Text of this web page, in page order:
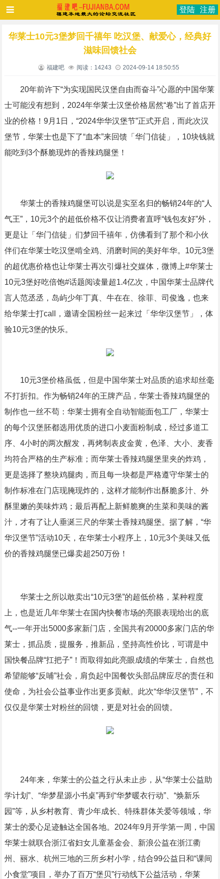
登陆 注册
华莱士10元3堡梦回千禧年 吃汉堡、献爱心，经典好
滋味回馈社会
福建吧 阅读：14243 2024-09-14 18:50:55
20年前许下“为实现国民汉堡自由而奋斗”心愿的中国华莱
士可能没有想到，2024年华莱士汉堡价格居然“卷”出了首店开
业的价格！9月1日，“2024华华汉堡节”正式开启，而此次汉
堡节，华莱士也是下了“血本”来回馈「华门信徒」，10块钱就
能吃到3个酥脆现炸的香辣鸡腿堡！
华莱士的香辣鸡腿堡可以说是实至名归的畅销24年的“人
气王”，10元3个的超低价格不仅让消费者直呼“钱包友好”外，
更是让「华门信徒」们梦回千禧年，仿佛看到了那个和小伙
伴们在华莱士吃汉堡啃全鸡、消磨时间的美好年华。10元3堡
的超优惠价格也让华莱士再次引爆社交媒体，微博上#华莱士
10元3堡好吃倍饱#话题阅读量超1.4亿次，中国华莱士品牌代
言人范丞丞，岛屿少年丁真、牛在在、徐菲、司俊逸，也来
给华莱士打call，邀请全国粉丝一起来过「华华汉堡节」，体
验10元3堡的快乐。
10元3堡价格虽低，但是中国华莱士对品质的追求却丝毫
不打折扣。作为畅销24年的王牌产品，华莱士香辣鸡腿堡的
制作也一丝不苟：华莱士拥有全自动智能面包工厂，华莱士
的每个汉堡胚都选用优质的进口小麦面粉制成，经过多道工
序、4小时的两次醒发，再烤制表皮金黄，色泽、大小、麦香
均符合严格的生产标准；而华莱士香辣鸡腿堡里夹的炸鸡，
更是选择了整块鸡腿肉，而且每一块都是严格遵守华莱士的
制作标准在门店现腌现炸的，这样才能制作出酥脆多汁、外
酥里嫩的美味炸鸡；最后再配上新鲜脆爽的生菜和美味的酱
汁，才有了让人垂涎三尺的华莱士香辣鸡腿堡。据了解，“华
华汉堡节”活动10天，在华莱士小程序上，10元3个美味又低
价的香辣鸡腿堡已爆卖超250万份！
华莱士之所以敢卖出“10元3堡”的超低价格，某种程度
上，也是近几年华莱士在国内快餐市场的亮眼表现给出的底
气--一年开出5000多家新门店，全国共有20000多家门店的华
莱士，抓品质，提服务，推新品，坚持高性价比，可谓是中
国快餐品牌“扛把子”！而取得如此亮眼成绩的华莱士，自然也
希望能够“反哺”社会，肩负起中国餐饮头部品牌应尽的责任和
使命，为社会公益事业作出更多贡献。此次“华华汉堡节”，不
仅仅是华莱士对粉丝的回馈，更是对社会的回馈。
24年来，华莱士的公益之行从未止步，从“华莱士公益助
学计划”、“华梦星源小书桌”再到“华梦暖衣行动”、“焕新乐
园”等，从乡村教育、青少年成长、特殊群体关爱等领域，华
莱士的爱心足迹触达全国各地。2024年9月开学第一周，中国
华莱士就联合浙江省妇女儿童基金会、新浪公益在浙江衢
州、丽水、杭州三地的三所乡村小学，结合99公益日和“课间
小食堂”项目，举办了百万“堡贝”行动线下公益活动，华莱